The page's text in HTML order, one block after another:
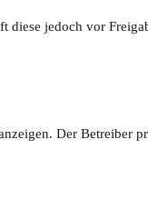
jedoch vor
Der Betreiber